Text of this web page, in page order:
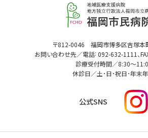
福
岡
市
民
病
〒812-0046 福岡市博多区吉塚本
お問い合わせ先／電話: 092-632-1111 、
診療受付時間／8:30～
休診日／土･日･祝日･年末
公式SNS
I
n
t